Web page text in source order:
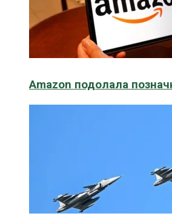
Amazon подолала